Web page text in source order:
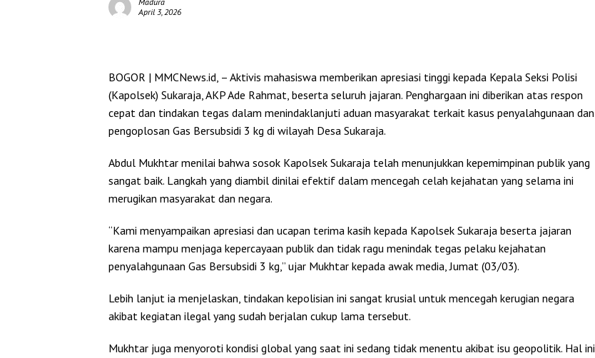
April 3, 2026
BOGOR | MMCNews.id, – Aktivis mahasiswa memberikan apresiasi tinggi kepada Kepala Seksi Polisi
(Kapolsek) Sukaraja, AKP Ade Rahmat, beserta seluruh jajaran. Penghargaan ini diberikan atas respon
cepat dan tindakan tegas dalam menindaklanjuti aduan masyarakat terkait kasus penyalahgunaan dan
pengoplosan Gas Bersubsidi 3 kg di wilayah Desa Sukaraja.
Abdul Mukhtar menilai bahwa sosok Kapolsek Sukaraja telah menunjukkan kepemimpinan publik yang
sangat baik. Langkah yang diambil dinilai efektif dalam mencegah celah kejahatan yang selama ini
merugikan masyarakat dan negara.
“Kami menyampaikan apresiasi dan ucapan terima kasih kepada Kapolsek Sukaraja beserta jajaran
karena mampu menjaga kepercayaan publik dan tidak ragu menindak tegas pelaku kejahatan
penyalahgunaan Gas Bersubsidi 3 kg,” ujar Mukhtar kepada awak media, Jumat (03/03).
Lebih lanjut ia menjelaskan, tindakan kepolisian ini sangat krusial untuk mencegah kerugian negara
akibat kegiatan ilegal yang sudah berjalan cukup lama tersebut.
Mukhtar juga menyoroti kondisi global yang saat ini sedang tidak menentu akibat isu geopolitik. Hal ini